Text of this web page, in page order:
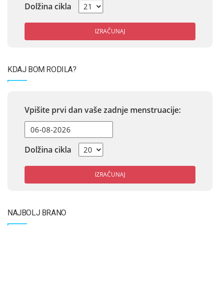
Dolžina cikla
IZRAČUNAJ
KDAJ BOM RODILA?
Vpišite prvi dan vaše zadnje menstruacije:
Dolžina cikla
IZRAČUNAJ
NAJBOLJ BRANO